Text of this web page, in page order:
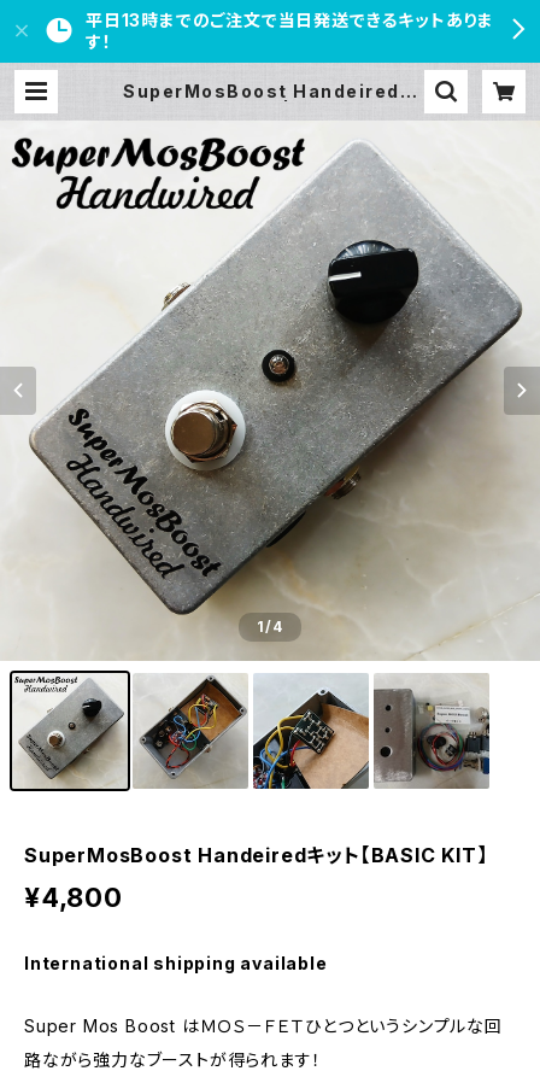
平日13時までのご注文で当日発送できるキットありま
す！
SuperMosBoost Handeiredキ
1/4
SuperMosBoost Handeiredキット【BASIC KIT】
¥4,800
International shipping available
Super Mos Boost はＭＯＳ－ＦＥＴひとつというシンプルな回
路ながら強力なブーストが得られます！